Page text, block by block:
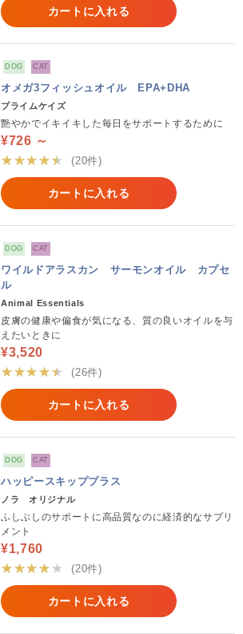
カートに入れる
DOG CAT
オメガ3フィッシュオイル EPA+DHA
プライムケイズ
艶やかでイキイキした毎日をサポートするために
¥726 ～
★★★★★
(20件)
カートに入れる
DOG CAT
ワイルドアラスカン サーモンオイル カプセ
ル
Animal Essentials
皮膚の健康や偏食が気になる、質の良いオイルを与
えたいときに
¥3,520
★★★★★
(26件)
カートに入れる
DOG CAT
ハッピースキッププラス
ノラ オリジナル
ふしぶしのサポートに高品質なのに経済的なサプリ
メント
¥1,760
★★★★★
(20件)
カートに入れる